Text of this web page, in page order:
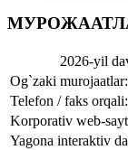
2026-yil
Og`zaki murojaatlar:
Telefon / faks orqali:
Korporativ web-
Yagona interaktiv